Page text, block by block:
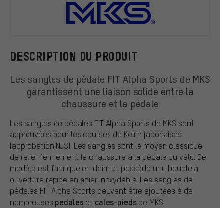
DESCRIPTION DU PRODUIT
Les sangles de pédale FIT Alpha Sports de MKS
garantissent une liaison solide entre la
chaussure et la pédale
Les sangles de pédales FIT Alpha Sports de MKS sont
approuvées pour les courses de Keirin japonaises
(approbation NJS). Les sangles sont le moyen classique
de relier fermement la chaussure à la pédale du vélo. Ce
modèle est fabriqué en daim et possède une boucle à
ouverture rapide en acier inoxydable. Les sangles de
pédales FIT Alpha Sports peuvent être ajoutées à de
nombreuses pedales et cales-pieds de MKS.
MKS